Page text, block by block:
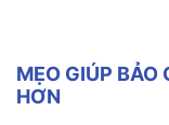
MẸO GIÚP BẢO
HƠN